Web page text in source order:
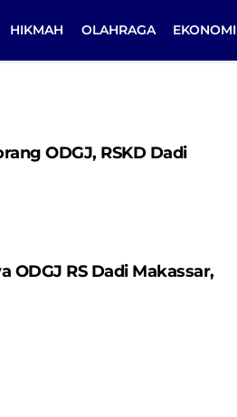
HIKMAH OLAHRAGA EKONOMI
ODGJ, RSKD Dadi
ODGJ RS Dadi Makassar,